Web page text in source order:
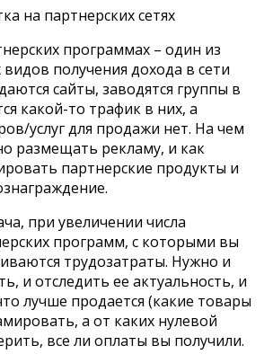
программах – один из
получения дохода в сети
сайты, заводятся группы в
какой-то трафик в них, а
услуг для продажи нет. На чем
размещать рекламу, и как
партнерские продукты и
при увеличении числа
программ, с которыми вы
трудозатраты. Нужно и
и отследить ее актуальность, и
лучше продается (какие товары
а от каких нулевой
все ли оплаты вы получили.